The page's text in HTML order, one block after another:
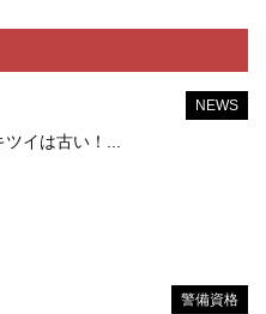
NEWS
イは古い！...
警備資格